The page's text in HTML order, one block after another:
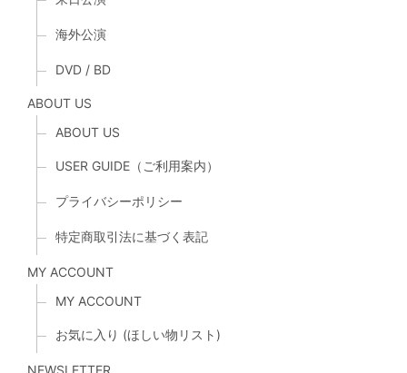
海外公演
DVD / BD
ABOUT US
ABOUT US
USER GUIDE（ご利用案内）
プライバシーポリシー
特定商取引法に基づく表記
MY ACCOUNT
MY ACCOUNT
お気に入り (ほしい物リスト)